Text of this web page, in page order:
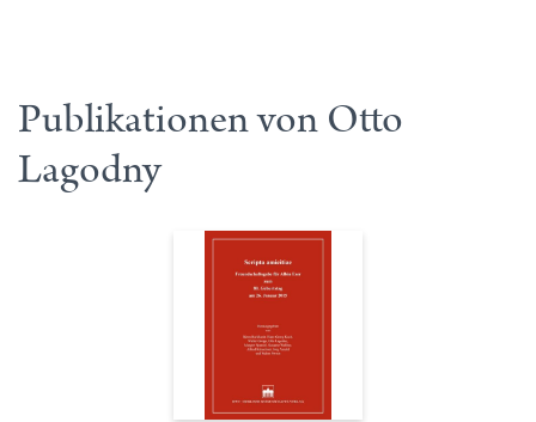
Publikationen von Otto
Lagodny